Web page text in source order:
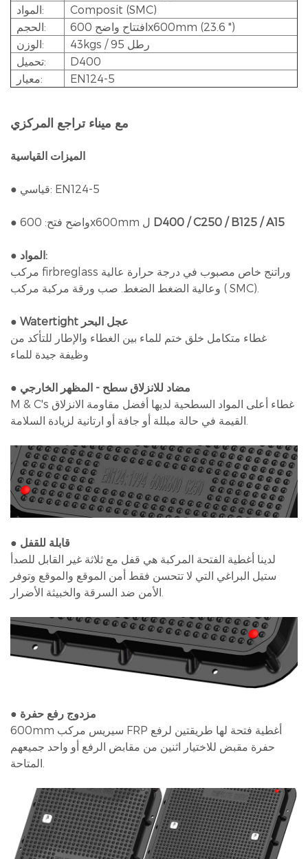
المواد:
Composit (SMC)
الحجم:
افتتاح واضح 600x600mm (23.6 ")
الوزن:
43kgs / 95 رطل
تحميل:
D400
معيار:
EN124-5
مع ميناء تراجع المركزي
الميزات القياسية
● قياسي: EN124-5
● واضح فتح: 600x600mm ل D400 / C250 / B125 / A15
● المواد:
مركب firbreglass وراتنج خاص مصبوب في درجة حرارة عالية
وعالية الضغط الضغط. صب ورقة مركبة مركب ( SMC).
● Watertight عجل البحر
غطاء متكامل خلق ختم للماء بين الغطاء والإطار للتأكد من
وظيفة جيدة للماء
● مضاد للانزلاق سطح - المظهر الخارجي
M & C's غطاء أعلى المواد السطحية لديها أفضل مقاومة الانزلاق
● قابلة للقفل
لدينا أغطية الفتحة المركبة هي قفل مع ثلاثة غير القابل للصدأ
ستيل البراغي التي لا تتحسن فقط أمن الموقع والموقع وتوفر
● مزدوج رفع حفرة
600mm سيريس مركب FRP أغطية فتحة لها طريقتين لرفع
حفرة مقبض للاختيار اثنين من مقابض الرفع أو واحد جميعهم